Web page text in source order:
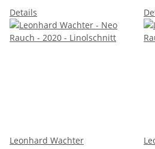
Details
Leonhard Wachter